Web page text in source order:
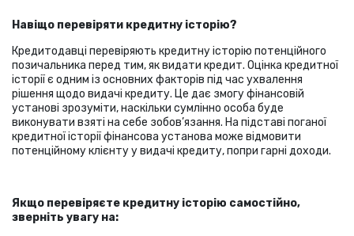
Навіщо перевіряти кредитну історію?
Кредитодавці перевіряють кредитну історію потенційного
позичальника перед тим, як видати кредит. Оцінка кредитної
історії є одним із основних факторів під час ухвалення
рішення щодо видачі кредиту. Це дає змогу фінансовій
установі зрозуміти, наскільки сумлінно особа буде
виконувати взяті на себе зобов’язання. На підставі поганої
кредитної історії фінансова установа може відмовити
потенційному клієнту у видачі кредиту, попри гарні доходи.
Якщо перевіряєте кредитну історію самостійно,
зверніть увагу на: